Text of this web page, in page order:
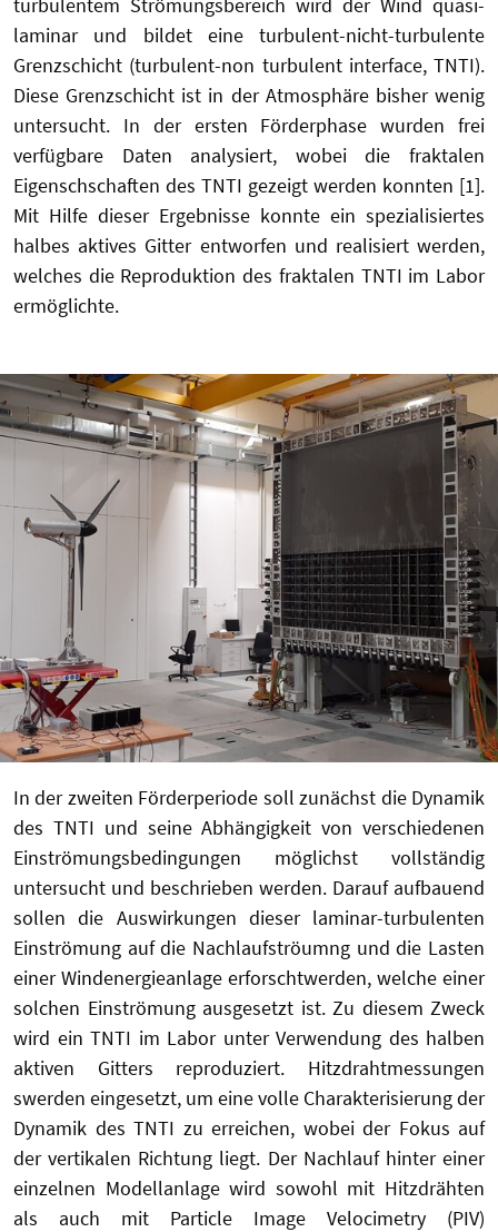
turbulentem Strömungsbereich wird der Wind quasi-
laminar und bildet eine turbulent-nicht-turbulente
Grenzschicht (turbulent-non turbulent interface, TNTI).
Diese Grenzschicht ist in der Atmosphäre bisher wenig
untersucht. In der ersten Förderphase wurden frei
verfügbare Daten analysiert, wobei die fraktalen
Eigenschschaften des TNTI gezeigt werden konnten [1].
Mit Hilfe dieser Ergebnisse konnte ein spezialisiertes
halbes aktives Gitter entworfen und realisiert werden,
welches die Reproduktion des fraktalen TNTI im Labor
ermöglichte.
In der zweiten Förderperiode soll zunächst die Dynamik
des TNTI und seine Abhängigkeit von verschiedenen
Einströmungsbedingungen möglichst vollständig
untersucht und beschrieben werden. Darauf aufbauend
sollen die Auswirkungen dieser laminar-turbulenten
Einströmung auf die Nachlaufströumng und die Lasten
einer Windenergieanlage erforschtwerden, welche einer
solchen Einströmung ausgesetzt ist. Zu diesem Zweck
wird ein TNTI im Labor unter Verwendung des halben
aktiven Gitters reproduziert. Hitzdrahtmessungen
swerden eingesetzt, um eine volle Charakterisierung der
Dynamik des TNTI zu erreichen, wobei der Fokus auf
der vertikalen Richtung liegt. Der Nachlauf hinter einer
einzelnen Modellanlage wird sowohl mit Hitzdrähten
als auch mit Particle Image Velocimetry (PIV)